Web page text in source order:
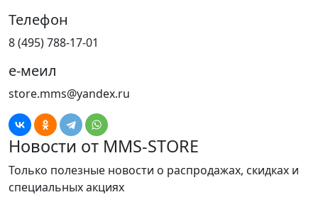
Телефон
8 (495) 788-17-01
е-меил
store.mms@yandex.ru
Новости от MMS-STORE
Только полезные новости о распродажах, скидках и
специальных акциях